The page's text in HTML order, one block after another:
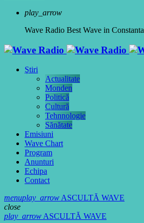
play_arrow
Wave Radio Best Wave in Constanta
Ştiri
Actualitate
Monden
Politică
Cultură
Tehnnologie
Sănătate
Emisiuni
Wave Chart
Program
Anunturi
Echipa
Contact
menuplay_arrowASCULTĂ WAVE
close
play_arrowASCULTĂ WAVE